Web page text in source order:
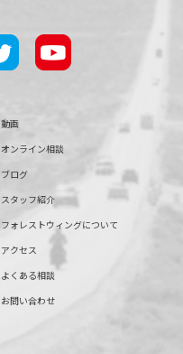
動画
オンライン相談
ブログ
スタッフ紹介
フォレストウィングについて
アクセス
よくある相談
お問い合わせ